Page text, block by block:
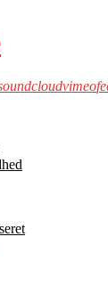
vimeo